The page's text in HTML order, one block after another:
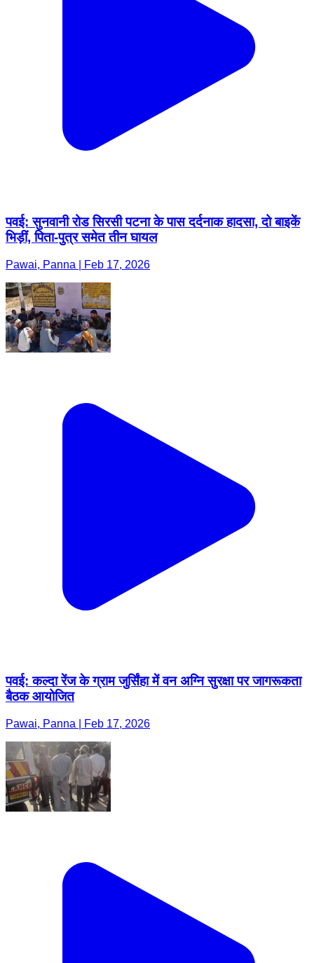
पवई: सुनवानी रोड सिरसी पटना के पास दर्दनाक हादसा, दो बाइकें
भिड़ीं, पिता-पुत्र समेत तीन घायल
Pawai, Panna | Feb 17, 2026
पवई: कल्दा रेंज के ग्राम जुर्सिंहा में वन अग्नि सुरक्षा पर जागरूकता
बैठक आयोजित
Pawai, Panna | Feb 17, 2026